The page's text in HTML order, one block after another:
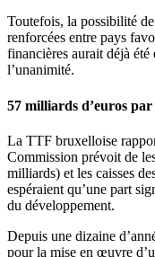
Toutefois, la possibilité
renforcées entre pays
financières aurait déjà
l’unanimité.
57 milliards d’euros par
La TTF bruxelloise
Commission prévoit de
milliards) et les caisses
espéraient qu’une part
du développement.
Depuis une dizaine
pour la mise en œuvre